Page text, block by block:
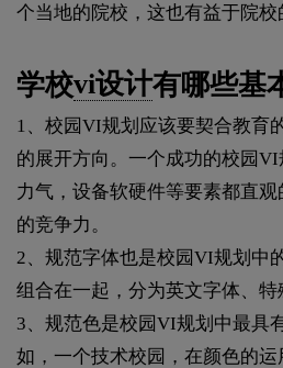
个当地的院校，这也有益于院校
学校vi设计有哪些基
1、校园VI规划应该要契合教育
的展开方向。一个成功的校园
力气，设备软硬件等要素都直
的竞争力。
2、规范字体也是校园VI规划中
组合在一起，分为英文字体、特
3、规范色是校园VI规划中最具
如，一个技术校园，在颜色的